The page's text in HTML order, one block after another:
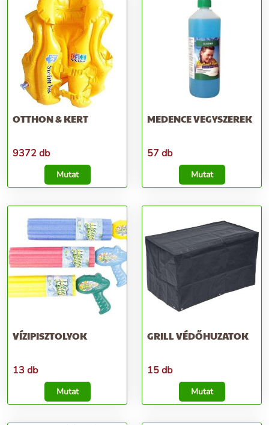
OTTHON & KERT
9372 db
Mutat
MEDENCE VEGYSZEREK
57 db
Mutat
VÍZIPISZTOLYOK
13 db
Mutat
GRILL VÉDŐHUZATOK
15 db
Mutat